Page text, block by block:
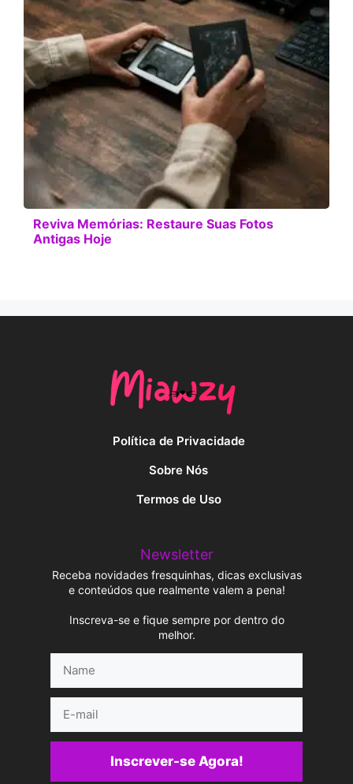
Reviva Memórias: Restaure Suas Fotos
Antigas Hoje
Política de Privacidade
Sobre Nós
Termos de Uso
Newsletter
Receba novidades fresquinhas, dicas exclusivas
e conteúdos que realmente valem a pena!
Inscreva-se e fique sempre por dentro do
melhor.
mail
Inscrever-se Agora!